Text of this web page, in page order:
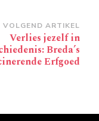
VOLGEND ARTIKEL
Verlies jezelf in
Breda’s
Erfgoed